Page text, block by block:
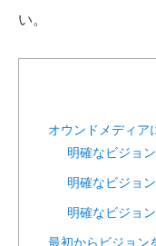
い。
オウンドメディア
明確なビジョ
明確なビジョ
明確なビジョ
最初からビジョン